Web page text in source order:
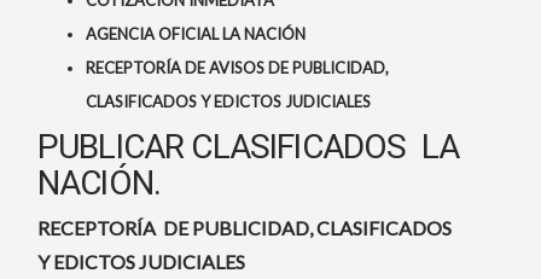
AGENCIA OFICIAL LA NACIÓN
RECEPTORÍA DE AVISOS DE PUBLICIDAD,
CLASIFICADOS Y EDICTOS JUDICIALES
PUBLICAR CLASIFICADOS LA
NACIÓN.
RECEPTORÍA DE PUBLICIDAD, CLASIFICADOS
Y EDICTOS JUDICIALES